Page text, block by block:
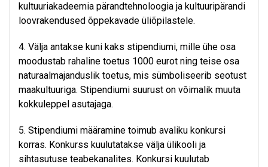
kultuuriakadeemia pärandtehnoloogia ja kultuuripärandi
loovrakendused õppekavade üliõpilastele.
4. Välja antakse kuni kaks stipendiumi, mille ühe osa
moodustab rahaline toetus 1000 eurot ning teise osa
naturaalmajanduslik toetus, mis sümboliseerib seotust
maakultuuriga. Stipendiumi suurust on võimalik muuta
kokkuleppel asutajaga.
5. Stipendiumi määramine toimub avaliku konkursi
korras. Konkurss kuulutatakse välja ülikooli ja
sihtasutuse teabekanalites. Konkursi kuulutab